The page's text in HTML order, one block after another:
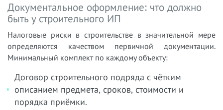
Документальное оформление: что должно
быть у строительного ИП
Налоговые риски в строительстве в значительной мере
определяются качеством первичной документации.
Минимальный комплект по каждому объекту:
Договор строительного подряда с чётким
описанием предмета, сроков, стоимости и
порядка приёмки.